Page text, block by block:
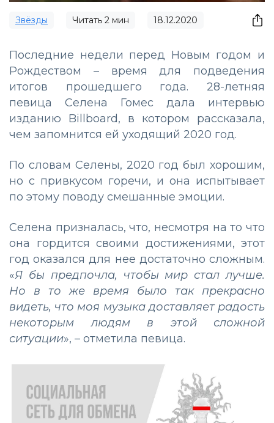
Звёзды Читать 2 мин 18.12.2020
Последние недели перед Новым годом и
Рождеством – время для подведения
итогов прошедшего года. 28-летняя
певица Селена Гомес дала интервью
изданию Billboard, в котором рассказала,
чем запомнится ей уходящий 2020 год.
По словам Селены, 2020 год был хорошим,
но с привкусом горечи, и она испытывает
по этому поводу смешанные эмоции.
Селена призналась, что, несмотря на то что
она гордится своими достижениями, этот
год оказался для нее достаточно сложным.
«Я бы предпочла, чтобы мир стал лучше.
Но в то же время было так прекрасно
видеть, что моя музыка доставляет радость
некоторым людям в этой сложной
ситуации», – отметила певица.